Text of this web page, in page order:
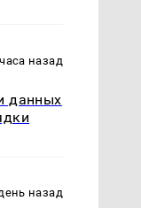
назад
данных
назад